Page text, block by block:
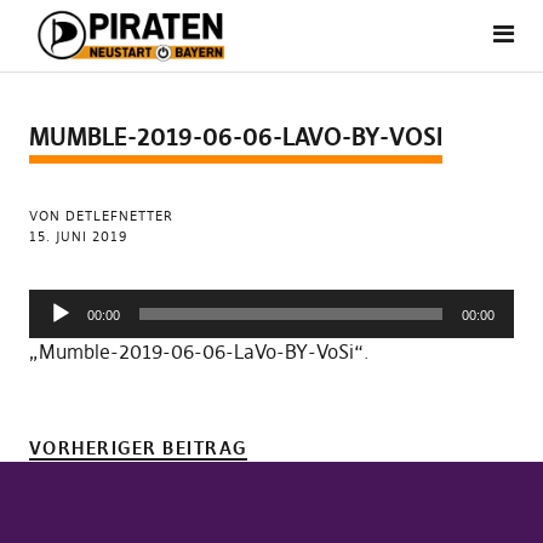
MUMBLE-2019-06-06-LAVO-BY-VOSI
VON DETLEFNETTER
15. JUNI 2019
Audio-
Player
00:00 00:00
„Mumble-2019-06-06-LaVo-BY-VoSi“.
VORHERIGER BEITRAG